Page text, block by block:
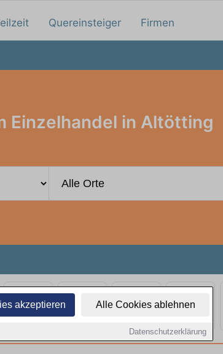
akzeptieren Alle Cookies ablehnen
Datenschutzerklärung
Quereinsteiger Firmen
Einzelhandel in Altötting